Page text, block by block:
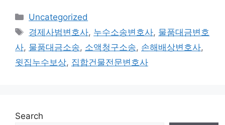
Categories
Uncategorized
Tags
경제사범변호사, 누수소송변호사, 물품대금변호
사, 물품대금소송, 소액청구소송, 손해배상변호사,
윗집누수보상, 집합건물전문변호사
Search